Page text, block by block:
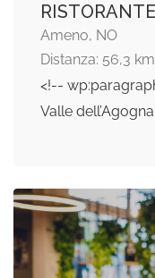
Ameno, NO
Distanza: 56,3 km
<!--
Valle